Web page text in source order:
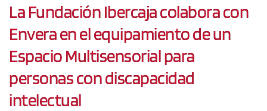
La Fundación Ibercaja colabora con
Envera en el equipamiento de un
Espacio Multisensorial para
personas con discapacidad
intelectual